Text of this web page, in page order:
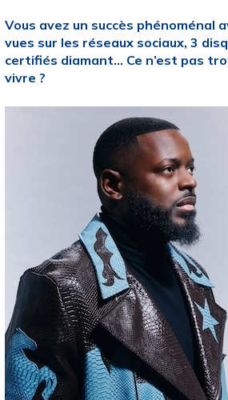
Vous avez un succès phénoménal
vues sur les réseaux sociaux, 3
certifiés diamant… Ce n’est pas
vivre ?